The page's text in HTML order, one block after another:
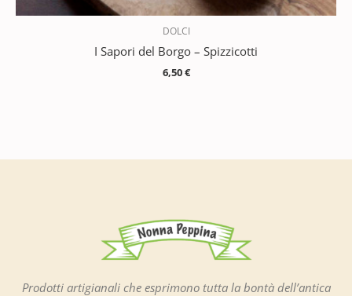
DOLCI
I Sapori del Borgo – Spizzicotti
6,50€
Prodotti artigianali che esprimono tutta la bontà dell’antica